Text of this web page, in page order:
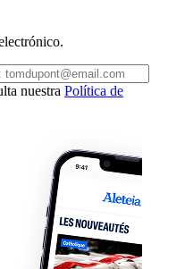
nuestra Política de